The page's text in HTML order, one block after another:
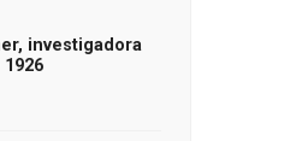
investigadora